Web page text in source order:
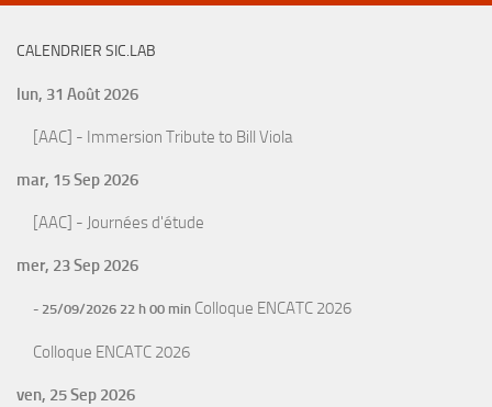
CALENDRIER SIC.LAB
lun, 31 Août 2026
[AAC] - Immersion Tribute to Bill Viola
mar, 15 Sep 2026
[AAC] - Journées d'étude
mer, 23 Sep 2026
- 25/09/2026 22 h 00 min Colloque ENCATC 2026
Colloque ENCATC 2026
ven, 25 Sep 2026